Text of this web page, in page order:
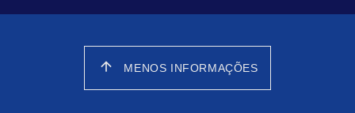
arrow_upward MENOS INFORMAÇÕES